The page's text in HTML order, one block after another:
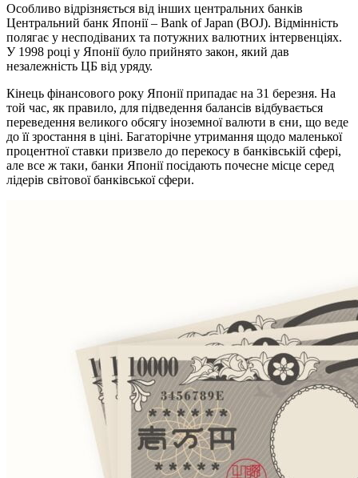
Особливо відрізняється від інших центральних банків
Центральний банк Японії – Bank of Japan (BOJ). Відмінність
полягає у несподіваних та потужних валютних інтервенціях.
У 1998 році у Японії було прийнято закон, який дав
незалежність ЦБ від уряду.
Кінець фінансового року Японії припадає на 31 березня. На
той час, як правило, для підведення балансів відбувається
переведення великого обсягу іноземної валюти в єни, що веде
до її зростання в ціні. Багаторічне утримання щодо маленької
процентної ставки призвело до перекосу в банківській сфері,
але все ж таки, банки Японії посідають почесне місце серед
лідерів світової банківської сфери.